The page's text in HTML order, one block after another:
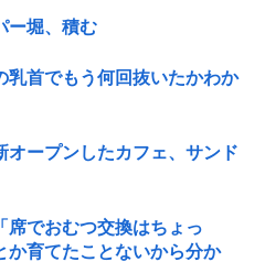
ー堀、積む
乳首でもう何回抜いたかわか
オープンしたカフェ、サンド
席でおむつ交換はちょっ
育てたことないから分か